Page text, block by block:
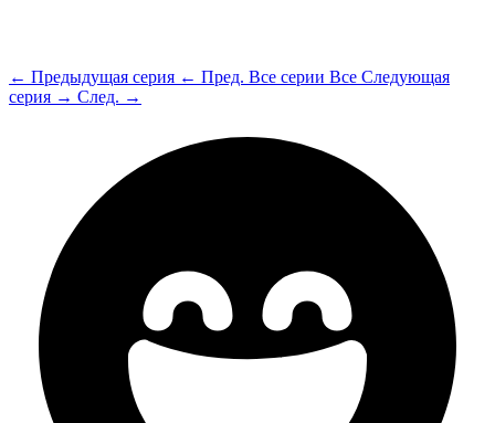
← Предыдущая серия ← Пред. Все серии Все Следующая
серия → След. →